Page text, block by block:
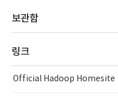
보관함
링크
Official Hadoop Homesite